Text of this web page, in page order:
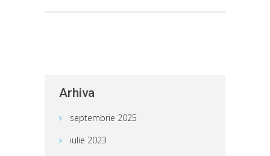
Arhiva
septembrie 2025
iulie 2023